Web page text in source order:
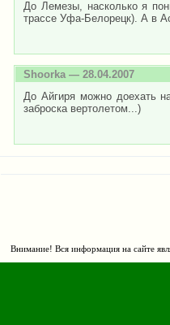
До Лемезы, насколько я
трассе Уфа-Белорецк). А в
Shoorka— 28.04.2007
До Айгиря можно доехать
заброска вертолетом...)
Внимание! Вся информация на сайте